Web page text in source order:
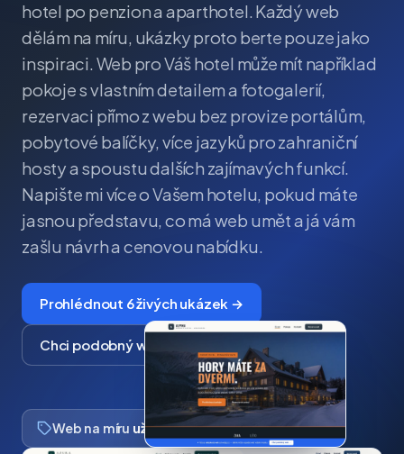
hotel po penzion a aparthotel. Každý web
dělám na míru, ukázky proto berte pouze jako
inspiraci. Web pro Váš hotel může mít například
pokoje s vlastním detailem a fotogalerií,
rezervaci přímo z webu bez provize portálům,
pobytové balíčky, více jazyků pro zahraniční
hosty a spoustu dalších zajímavých funkcí.
Napište mi více o Vašem hotelu, pokud máte
jasnou představu, co má web umět a já vám
zašlu návrh a cenovou nabídku.
Prohlédnout 6 živých ukázek →
Chci podobný web
Web na míru už od 15 000 Kč